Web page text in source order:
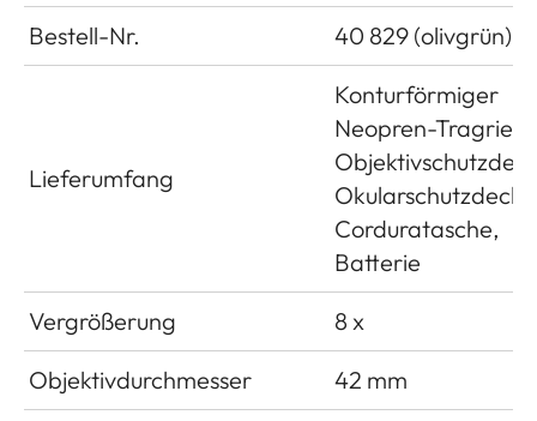
Bestell-Nr.
40 829 (olivgrün)
Lieferumfang
Konturförmiger
Neopren-
Corduratasche,
Batterie
Vergrößerung
8 x
Objektivdurchmesser
42 mm